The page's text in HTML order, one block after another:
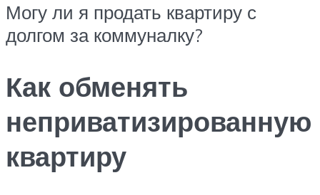
Могу ли я продать квартиру с
долгом за коммуналку?
Как обменять
неприватизированную
квартиру